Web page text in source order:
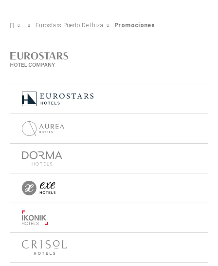
Eurostars Puerto De Ibiza Promociones